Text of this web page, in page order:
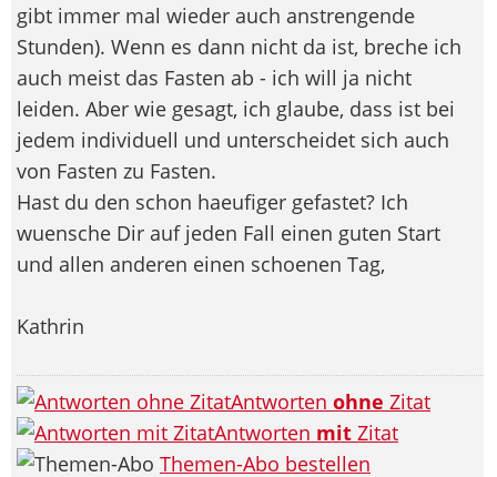
gibt immer mal wieder auch anstrengende
Stunden). Wenn es dann nicht da ist, breche ich
auch meist das Fasten ab - ich will ja nicht
leiden. Aber wie gesagt, ich glaube, dass ist bei
jedem individuell und unterscheidet sich auch
von Fasten zu Fasten.
Hast du den schon haeufiger gefastet? Ich
wuensche Dir auf jeden Fall einen guten Start
und allen anderen einen schoenen Tag,
Kathrin
Antworten ohne Zitat
Antworten mit Zitat
Themen-Abo bestellen